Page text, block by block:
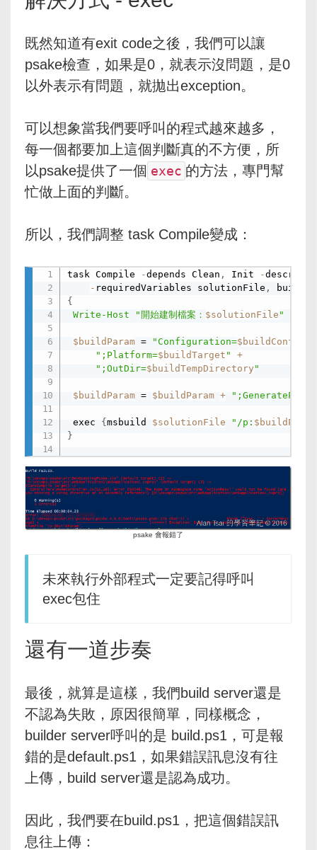
既然知道有exit code之後，我們可以讓
psake檢查，如果是0，就表示沒問題，是0
以外表示有問題，就拋出exception。
可以想象當我們要呼叫的程式越來越多，
每一個都要加上這個判斷真的不方便，所
以psake提供了一個 exec 的方法，專門幫
忙做上面的判斷。
所以，我們調整 task Compile變成：
task Compile -depends Clean , Init -
- requiredVariables solutionFile ,
{
Write-Host
"開始建制檔案： $solutionFile "
$buildParam = "Configuration=
";Platform=$buildTarget "
+
";OutDir=$buildTempDirectory "
$buildParam = $buildParam +
exec {msbuild $solutionFile "/p: $buildParam
}
psake 會報錯了
未來執行外部程式一定要記得呼叫
exec包住
還有一道步奏
最後，就算是這樣，我們build server還是
不認為失敗，原因很簡單，同樣概念，
builder server呼叫的是 build.ps1，可是報
錯的是default.ps1，如果錯誤訊息沒有往
上傳，build server還是認為成功。
因此，我們要在build.ps1，把這個錯誤訊
息往上傳：